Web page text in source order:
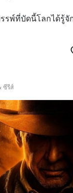
พ์ที่บัดนี้โลกได้รู้จั
ซีรีส์